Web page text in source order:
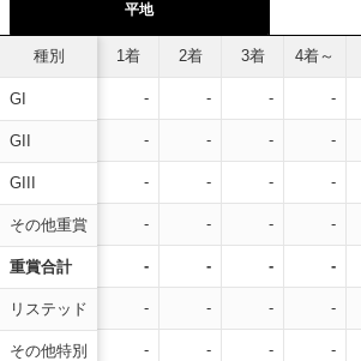
平地
種別
GI
GII
GIII
その他重賞
重賞合計
リステッド
その他特別
1着 2着 3着 4着～
- - - -
- - - -
- - - -
- - - -
- - - -
- - - -
- - - -